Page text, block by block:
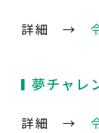
詳細 →
夢チャレ
詳細 →